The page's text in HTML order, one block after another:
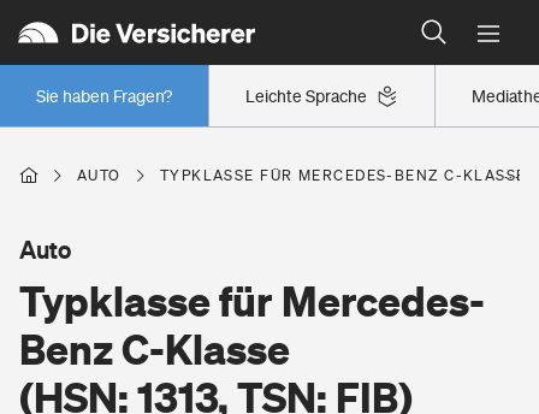
Leichte Sprache
Sie haben Fragen?
Wer versichert was: Jetzt Versicherer finden
Regionalklassen: So ist Ihre Region eingestuft
Wer versichert was: Jetzt Versicherer finden
Berufsunfähigkeitsversicherung
Wohnen
AUTO TYPKLASSE FÜR MERCEDES-BENZ C-
Typklasse für Mercedes-
Benz C-Klasse
(HSN: 1313, TSN: FIB)
Auto